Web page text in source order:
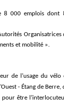
8 000 emplois dont
et mobilité ».
de l’usage du
- Étang de
pour être